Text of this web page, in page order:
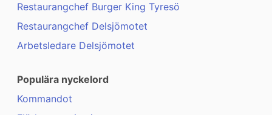
Restaurangchef Burger King Tyresö
Restaurangchef Delsjömotet
Arbetsledare Delsjömotet
Populära nyckelord
Kommandot